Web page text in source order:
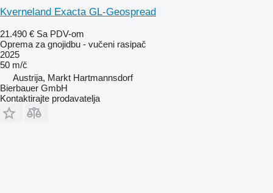
Kverneland Exacta GL-Geospread
21.490 € Sa PDV-om
Oprema za gnojidbu - vučeni rasipač
2025
50 m/č
Austrija, Markt Hartmannsdorf
Bierbauer GmbH
Kontaktirajte prodavatelja